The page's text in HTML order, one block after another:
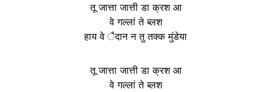
तू जात्ता जात्ती डा क्रश आ
वे गल्लां ते ब्लश
हाय वे ैदान न तु तक्क मुंडेया
तू जात्ता जात्ती डा क्रश आ
वे गल्लां ते ब्लश